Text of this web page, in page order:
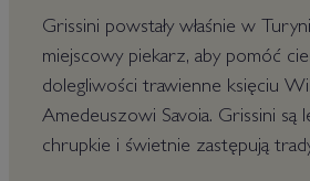
Grissini powstały właśnie w
miejscowy piekarz, aby pomóć
dolegliwości trawienne księciu
Amedeuszowi Savoia. Grissini są
chrupkie i świetnie zastępują